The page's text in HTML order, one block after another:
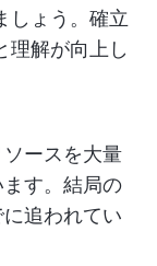
しょう。確立
理解が向上し
ースを大量
す。結局の
追われてい